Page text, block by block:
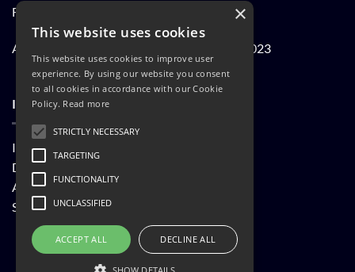
FSC® Kernarbeitsnormen 2023
Achtung der Arbeits und Menschenrechte 2023
INFORMATIONEN
Impressum
Datenschutzerklärung
AGB
Shop
This website uses cookies
This website uses cookies to improve user
experience. By using our website you consent
to all cookies in accordance with our Cookie
Policy. Read more
STRICTLY NECESSARY
TARGETING
FUNCTIONALITY
UNCLASSIFIED
ACCEPT ALL DECLINE ALL
×